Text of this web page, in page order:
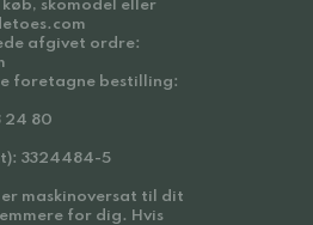
skomodel eller
afgivet ordre:
foretagne bestilling:
24 80
3324484-5
maskinoversat til dit
for dig. Hvis